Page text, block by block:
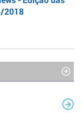
2018